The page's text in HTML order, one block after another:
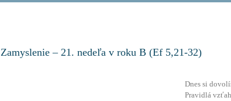
Zamyslenie – 21. nedeľa v roku B (Ef 5,21-32)
Dnes si
Pravidlá